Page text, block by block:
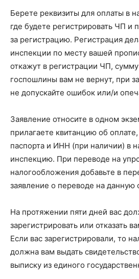
Берете реквизиты для оплаты в
где будете регистрировать ЧП и
за регистрацию. Регистрация
инспекции по месту вашей
откажут в регистрации ЧП, сумму
госпошлины вам не вернут, при
не допускайте ошибок или/и
Заявление относите в одном
прилагаете квитанцию об
паспорта и ИНН (при наличии) в
инспекцию. При переводе на
налогообложения добавьте в
заявление о переводе на данную
На протяжении пяти дней вас
зарегистрировать или отказать
Если вас зарегистрировали, то
должна вам выдать
выписку из единого